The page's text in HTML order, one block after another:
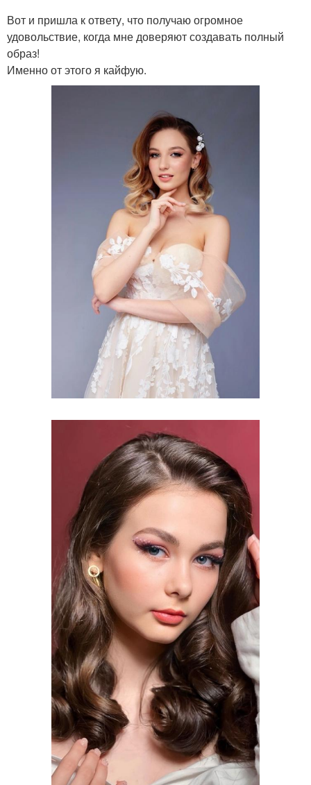
Вот и пришла к ответу, что получаю огромное
удовольствие, когда мне доверяют создавать полный
образ!
Именно от этого я кайфую.